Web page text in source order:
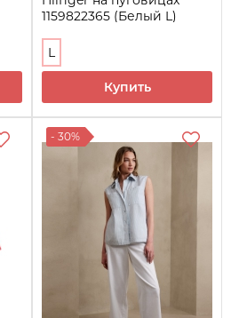
1159822365 (Белый L)
L
Купить
- 30%